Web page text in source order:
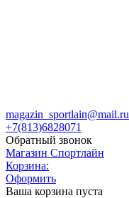
magazin_sportlain@mail.ru
+7(813)6828071
Обратный звонок
Магазин Спортлайн
Корзина:
Оформить
Ваша корзина пуста